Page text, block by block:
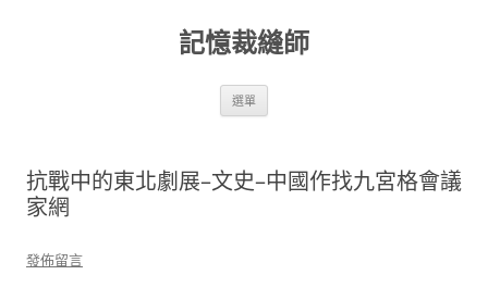
記憶裁縫師
選單
抗戰中的東北劇展–文史–中國作找九宮格會議
家網
發佈留言